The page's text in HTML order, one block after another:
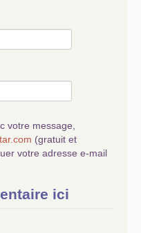
votre message,
(gratuit et
votre adresse e-mail
ici